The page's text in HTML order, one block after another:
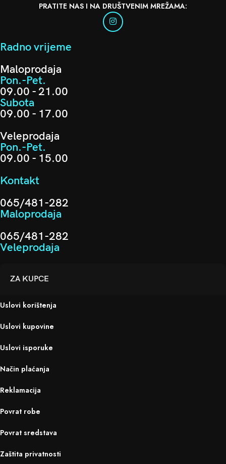
PRATITE NAS I NA DRUŠTVENIM MREŽAMA:
Radno vrijeme
Maloprodaja
Pon.-Pet.
09.00 - 21.00
Subota
09.00 - 17.00
Veleprodaja
Pon.-Pet.
09.00 - 15.00
Kontakt
065/481-282
Maloprodaja
065/481-282
Veleprodaja
ZA KUPCE
Uslovi korištenja
Uslovi kupovine
Uslovi isporuke
Način plaćanja
Reklamacija
Povrat robe
Povrat sredstava
Zaštita privatnosti